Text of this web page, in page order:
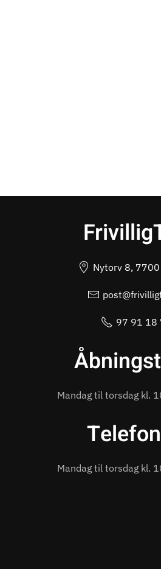
Nytorv 8,
97 91 18
Mandag til torsdag kl.
Mandag til torsdag kl.